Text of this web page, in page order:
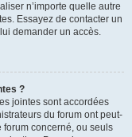
n’importe quelle autre
Essayez de contacter un
demander un accès.
?
jointes sont accordées
du forum ont peut-
concerné, ou seuls